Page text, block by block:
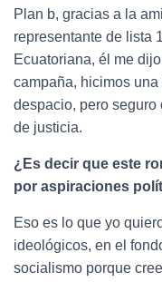
Plan b, gracias a la
representante de lista
Ecuatoriana, él me
campaña, hicimos
despacio, pero seguro
de justicia.
¿Es decir que este
por aspiraciones
Eso es lo que yo
ideológicos, en el
socialismo porque